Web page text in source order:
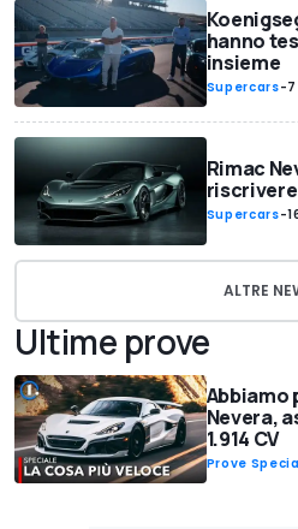
hanno
insieme
Supercars-
Rimac
Supercars-
ALTRE
Ultime prove
Abbiamo
Nevera,
1.914 CV
Prove